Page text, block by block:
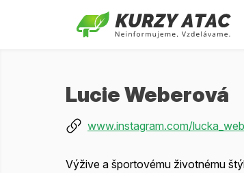
Lucie Weberová
www.instagram.com/
Výžive a športovému životnému